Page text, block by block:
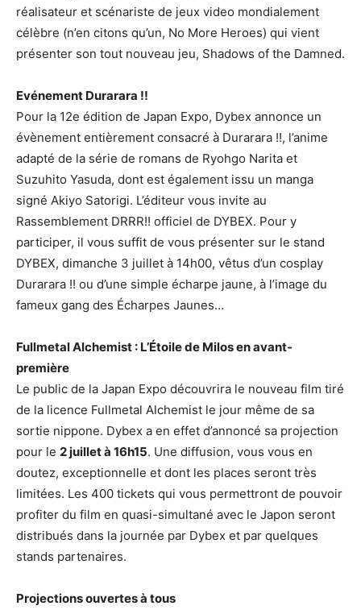
réalisateur et scénariste de jeux video mondialement
célèbre (n’en citons qu’un, No More Heroes) qui vient
présenter son tout nouveau jeu, Shadows of the Damned.
Evénement Durarara !!
Pour la 12e édition de Japan Expo, Dybex annonce un
évènement entièrement consacré à Durarara !!, l’anime
adapté de la série de romans de Ryohgo Narita et
Suzuhito Yasuda, dont est également issu un manga
signé Akiyo Satorigi. L’éditeur vous invite au
Rassemblement DRRR!! officiel de DYBEX. Pour y
participer, il vous suffit de vous présenter sur le stand
DYBEX, dimanche 3 juillet à 14h00, vêtus d’un cosplay
Durarara !! ou d’une simple écharpe jaune, à l’image du
fameux gang des Écharpes Jaunes…
Fullmetal Alchemist : L’Étoile de Milos en avant-
première
Le public de la Japan Expo découvrira le nouveau film tiré
de la licence Fullmetal Alchemist le jour même de sa
sortie nippone. Dybex a en effet d’annoncé sa projection
pour le 2 juillet à 16h15. Une diffusion, vous vous en
doutez, exceptionnelle et dont les places seront très
limitées. Les 400 tickets qui vous permettront de pouvoir
profiter du film en quasi-simultané avec le Japon seront
distribués dans la journée par Dybex et par quelques
stands partenaires.
Projections ouvertes à tous